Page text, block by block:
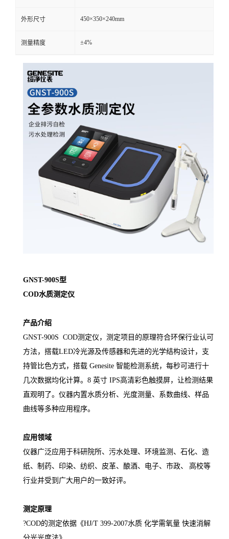
外形尺寸 450×350×240mm
测量精度 ±4%
GNST-900S型
COD水质测定仪
产品介绍
GNST-900S COD测定仪 ，测定项目的原理符合环保行业认可
方法，搭载LED冷光源及传感器和先进的光学结构设计，支
持管比色方式，搭载 Genesite 智能检测系统，每秒可进行十
几次数据均化计算。8 英寸 IPS高清彩色触摸屏，让检测结果
直观明了。仪器内置水质分析、光度测量、系数曲线、样品
曲线等多种应用程序。
应用领域
仪器广泛应用于科研院所、污水处理、环境监测、石化、造
纸、制药、印染、纺织、皮革、酿酒、电子、市政、
高校等
行业并受到广大用户的一致好评。
测定原理
?COD的测定依据《HJ/T 399-2007水质 化学需氧量 快速消解